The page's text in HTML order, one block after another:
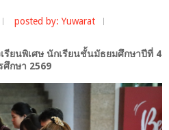
posted by: Yuwarat
รียนพิเศษ นักเรียนชั้นมัธยมศึกษาปีที่ 4
ศึกษา 2569